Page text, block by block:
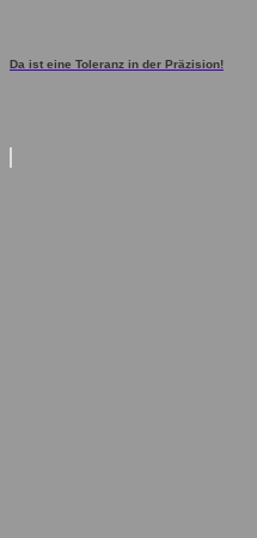
Da ist eine Toleranz in der Präzision!